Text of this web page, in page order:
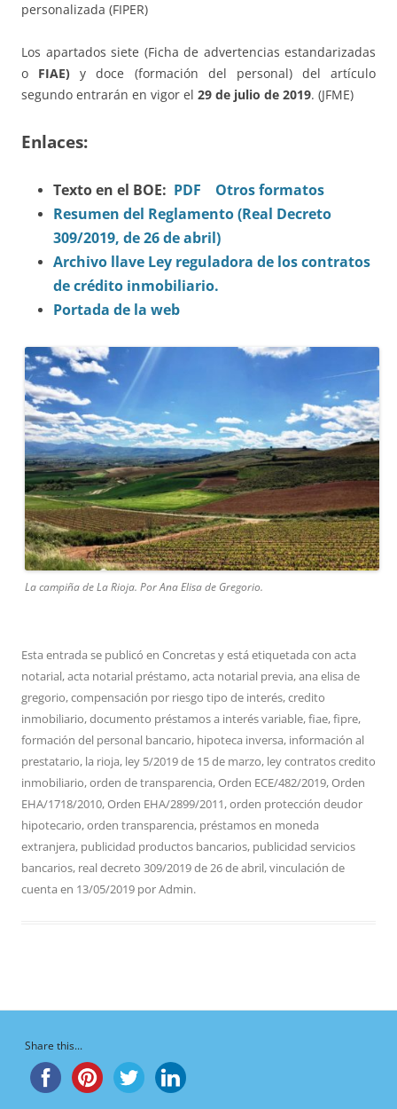
personalizada (FIPER)
Los apartados siete (Ficha de advertencias estandarizadas
o FIAE) y doce (formación del personal) del artículo
segundo entrarán en vigor el 29 de julio de 2019. (JFME)
Enlaces:
Texto en el BOE: PDF
Otros formatos
Resumen del Reglamento (Real Decreto
309/2019, de 26 de abril)
Archivo llave Ley reguladora de los contratos
de crédito inmobiliario.
Portada de la web
La campiña de La Rioja. Por Ana Elisa de Gregorio.
Esta entrada se publicó en Concretasy está etiquetada con acta
notarial,acta notarial préstamo,acta notarial previa,ana elisa de
gregorio,compensación por riesgo tipo de interés,credito
inmobiliario,documento préstamos a interés variable,fiae,fipre,
formación del personal bancario, hipoteca inversa, información al
prestatario, la rioja, ley 5/2019 de 15 de marzo, ley contratos credito
inmobiliario,orden de transparencia,Orden ECE/482/2019,Orden
EHA/1718/2010,Orden EHA/2899/2011,orden protección deudor
hipotecario,orden transparencia, préstamos en moneda
extranjera, publicidad productos bancarios, publicidad servicios
bancarios, real decreto 309/2019 de 26 de abril,vinculación de
cuenta en 13/05/2019 porAdmin.
Share this...